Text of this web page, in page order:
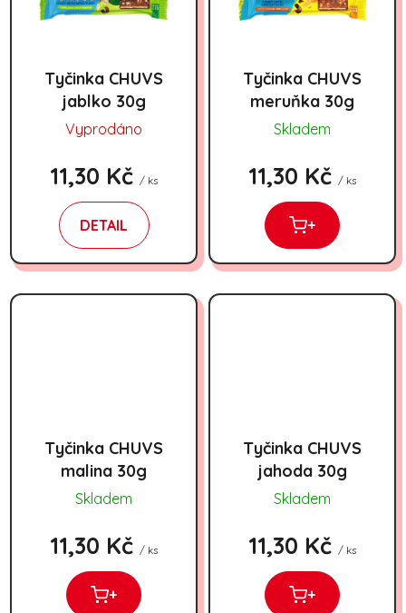
Tyčinka CHUVS
jablko 30g
Vyprodáno
11,30 Kč / ks
DETAIL
Tyčinka CHUVS
meruňka 30g
Skladem
11,30 Kč / ks
+
Tyčinka CHUVS
malina 30g
Skladem
11,30 Kč / ks
+
Tyčinka CHUVS
jahoda 30g
Skladem
11,30 Kč / ks
+